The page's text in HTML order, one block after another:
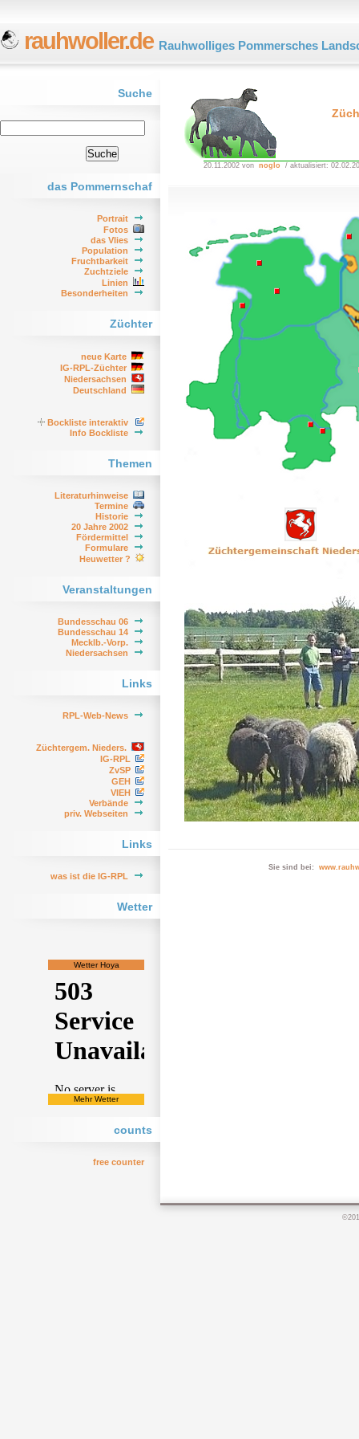
rauhwoller.de Rauhwolliges Pommersches
Suche
das Pommernschaf
Portrait
Fotos
das Vlies
Population
Fruchtbarkeit
Zuchtziele
Linien
Besonderheiten
Züchter
neue Karte
IG-RPL-Züchter
Niedersachsen
Deutschland
Bockliste interaktiv
Info Bockliste
Themen
Literaturhinweise
Termine
Historie
20 Jahre 2002
Fördermittel
Formulare
Heuwetter ?
Veranstaltungen
Bundesschau 06
Bundesschau 14
Mecklb.-Vorp.
Niedersachsen
Links
RPL-Web-News
Züchtergem. Nieders.
IG-RPL
ZvSP
GEH
VIEH
Verbände
priv. Webseiten
Links
was ist die IG-RPL
Wetter
Wetter Hoya
Mehr Wetter
counts
free counter
20.11.2002 von noglo / aktualisiert:
Sie sind bei: